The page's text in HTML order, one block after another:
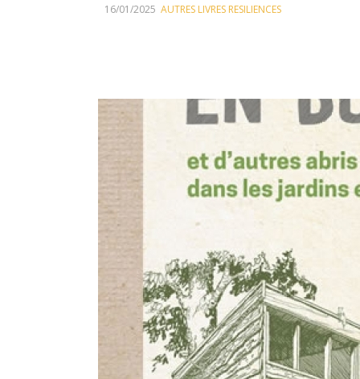
16/01/2025 AUTRES LIVRES RESILIENCES